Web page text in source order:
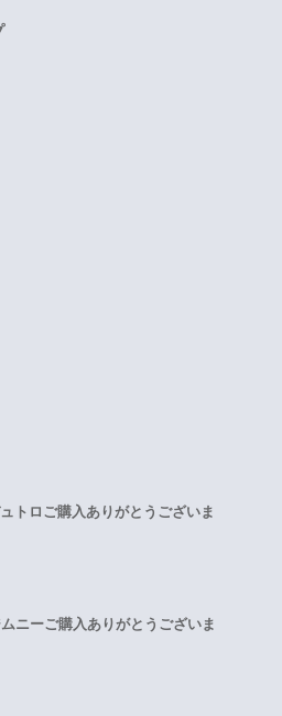
ュトロご購入ありがとうございま
ムニーご購入ありがとうございま